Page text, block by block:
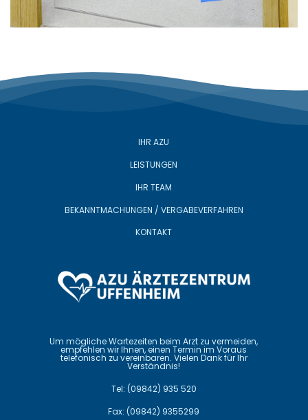
IHR AZU
LEISTUNGEN
IHR TEAM
BEKANNTMACHUNGEN / VERGABEVERFAHREN
KONTAKT
Um mögliche Wartezeiten beim Arzt zu vermeiden,
empfehlen wir Ihnen, einen Termin im Voraus
telefonisch zu vereinbaren. Vielen Dank für Ihr
Verständnis!
Tel: (09842) 935 520
Fax: (09842) 9355299